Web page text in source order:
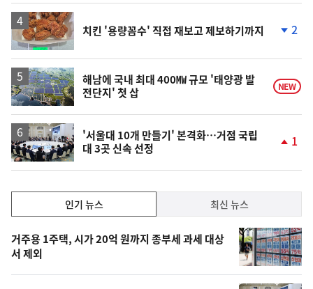
상
치킨 '용량꼼수' 직접 재보고 제보하기까지
하
락
2
해남에 국내 최대 400㎿ 규모 '태양광 발
전단지' 첫 삽
NEW
'서울대 10개 만들기' 본격화…거점 국립
대 3곳 신속 선정
상
승
1
기,
최
신,
인기 뉴스 최신 뉴스
인
기
뉴
스
거주용 1주택, 시가 20억 원까지 종부세 과세 대상
서 제외